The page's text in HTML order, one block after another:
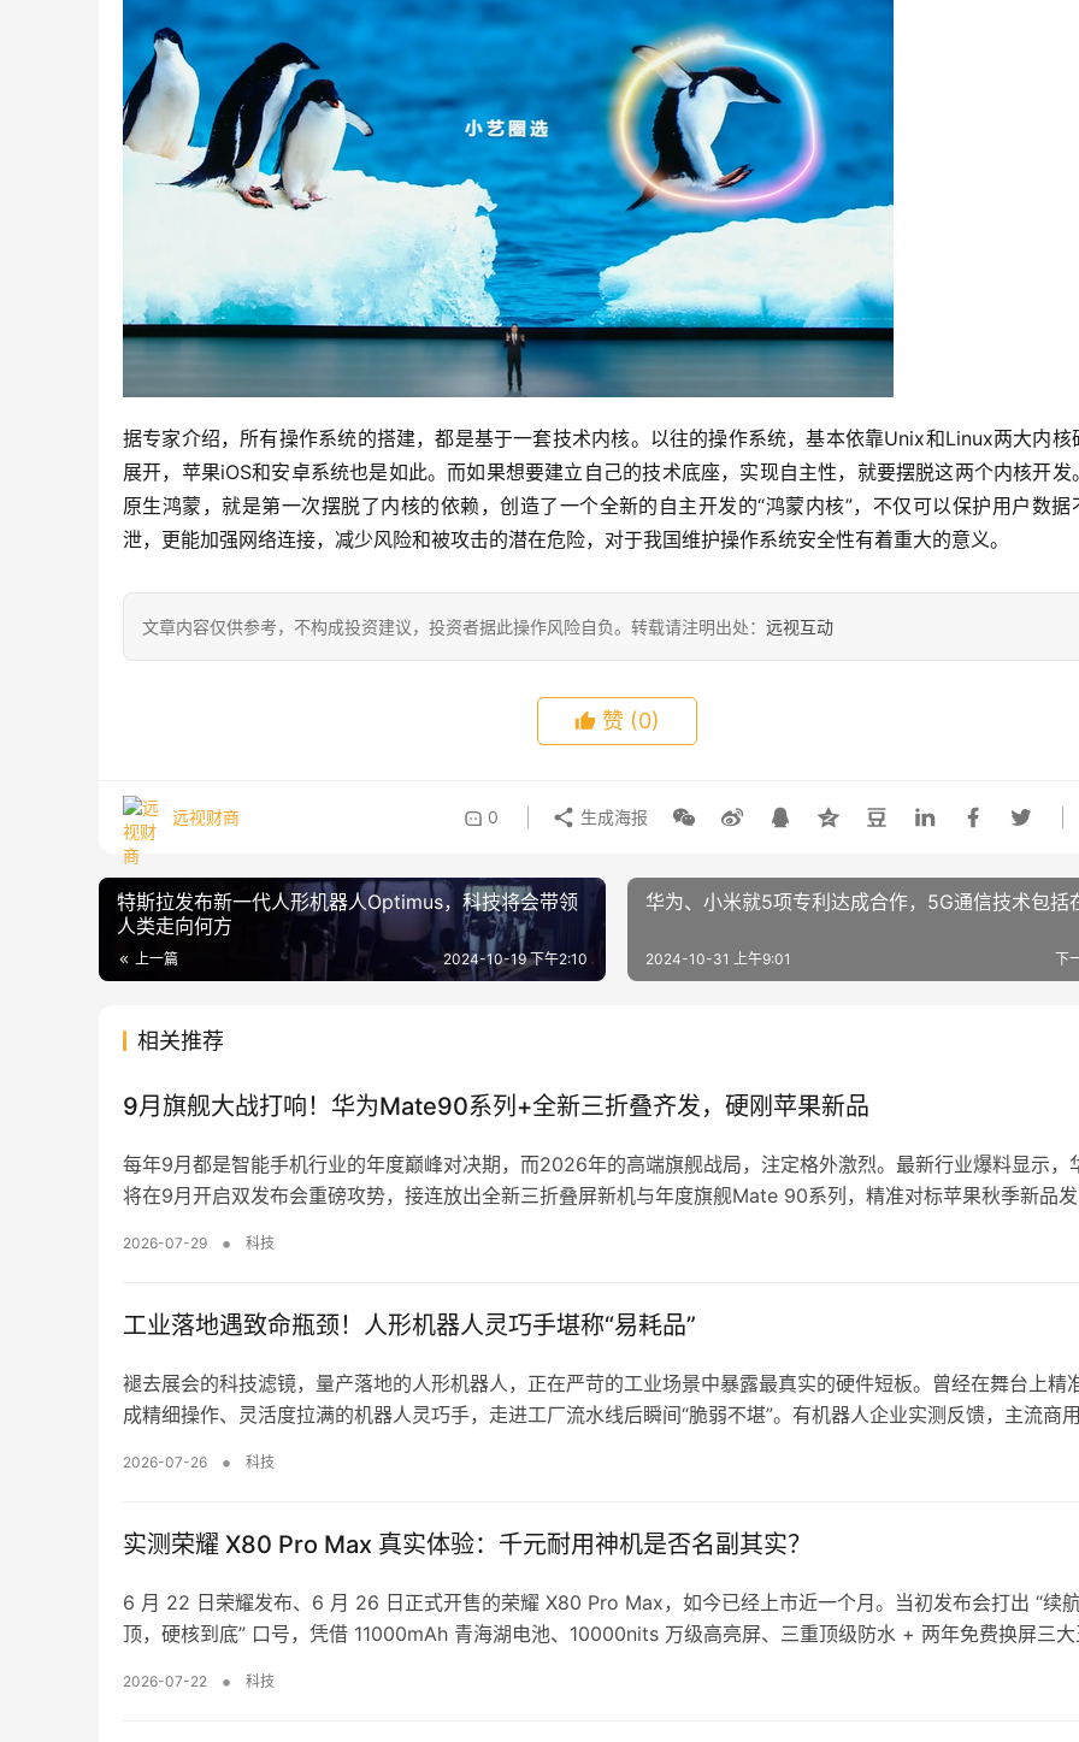
据专家介绍，所有操作系统的搭建，都是基于一套技术内核。以往的操作系统，基本依靠Unix和Linux两大内核
展开，苹果iOS和安卓系统也是如此。而如果想要建立自己的技术底座，实现自主性，就要摆脱这两个内核开发
原生鸿蒙，就是第一次摆脱了内核的依赖，创造了一个全新的自主开发的“鸿蒙内核”，不仅可以保护用户数据
泄，更能加强网络连接，减少风险和被攻击的潜在危险，对于我国维护操作系统安全性有着重大的意义。
文章内容仅供参考，不构成投资建议，投资者据此操作风险自负。转载请注明出处： 远视互动
赞 (0)
远视财商 0 生成海报
特斯拉发布新一代人形机器人Optimus，科技将会带领
人类走向何方
上一篇 2024-10-19 下午2:10
华为、小米就5项专利达成合作，5G通信技术包括
下
2024-10-31 上午9:01
相关推荐
9月旗舰大战打响！华为Mate90系列+全新三折叠齐发，硬刚苹果新品
每年9月都是智能手机行业的年度巅峰对决期，而2026年的高端旗舰战局，注定格外激烈。最新行业爆料显示，
将在9月开启双发布会重磅攻势，接连放出全新三折叠屏新机与年度旗舰Mate 90系列，精准对标苹果秋季新品发
开启两场重量级发布会，节奏清晰分明：9月上旬推出迭代款三折叠屏机型，9月下旬压轴登场年度旗舰新机。结
有华为、三星两家。而根据三星最新的产品迭代规划，其9月暂无新品发布计划，这也直接坐实了爆料信息——华
对决正式提前拉满热度。 作为华为超高端折叠屏赛道的核心布局，此次全新三折叠新机迎来全方位升级。产业链
息显示，新机将采用颠覆性的外观设计形态，打破前代产品的造型局限。硬件核心配置上，该机将搭载全新麒麟
顶级旗舰价位段，满足不同用户的购机需求。该机最大的核心亮点，是搭载基于华为韬定律自研技术打造的全新麒
晶体管尺寸来提升芯片性能，技术壁垒极高且升级空间逐渐受限。而华为自研的韬定律，创新性开辟“时间缩微”
赛道，以降低芯片时间常数为核心，…
2026-07-29 • 科技
工业落地遇致命瓶颈！人形机器人灵巧手堪称“易耗品”
褪去展会的科技滤镜，量产落地的人形机器人，正在严苛的工业场景中暴露最真实的硬件短板。曾经在舞台上精
成精细操作、灵活度拉满的机器人灵巧手，走进工厂流水线后瞬间“脆弱不堪”。有机器人企业实测反馈，主流商
不足的问题。但当机器人正式进军汽车装配、轻工制造、仓储物流等工业场景，承担高频、高强度的上下料、物料
直接决定设备的作业能力与适用场景。为兼顾研发效率与产品性能，国内多数机器人整机企业均采用“自研+外采
双轨模式，一边自主研发多规格灵巧手，一边采购头部专业厂商的标准化部件，因时机器人便是行业主流供应商
线落地数据，彻底打破了行业对头部产品的固有认知。据一线机器人企业负责人透露，其采购的因时机器人灵巧
2026-07-26 • 科技
实测荣耀 X80 Pro Max 真实体验：千元耐用神机是否名副其实？
6 月 22 日荣耀发布、6 月 26 日正式开售的荣耀 X80 Pro Max，如今已经上市近一个月。当初发布会打出 “续
顶，硬核到底” 口号，凭借 11000mAh 青海湖电池、10000nits 万级高亮屏、三重顶级防水 + 两年免费换屏三大
抛开发布会参数，聊聊这台千元长续航机型的真实使用表现、同价位对比差距，以及网友公认的优缺点。 荣耀
2026-07-22 • 科技